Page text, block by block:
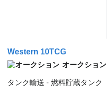
Western 10TCG
オークション
タンク輸送 - 燃料貯蔵タンク